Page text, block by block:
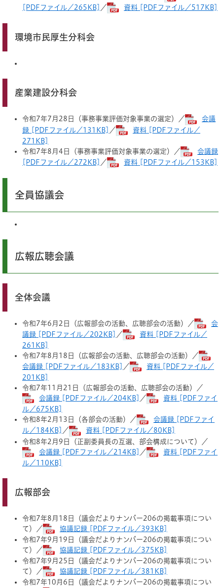
[PDFファイル／265KB]
／ 資料 [PDFファイル／517KB]
環境市民厚生分科会
産業建設分科会
令和7年7月28日（事務事業評価対象事業の選定）／
会議
録 [PDFファイル／131KB]
／
資料 [PDFファイル／
271KB]
令和7年8月4日（事務事業評価対象事業の選定）／
会議録
[PDFファイル／272KB]
／ 資料 [PDFファイル／153KB]
全員協議会
広報広聴会議
全体会議
令和7年6月2日（広報部会の活動、広聴部会の活動）／
会
議録 [PDFファイル／202KB]
／
資料 [PDFファイル／
261KB]
令和7年8月18日（広報部会の活動、広聴部会の活動）／
会議録 [PDFファイル／183KB]
／
資料 [PDFファイル／
201KB]
令和7年11月21日（広報部会の活動、広聴部会の活動）／
会議録 [PDFファイル／204KB]
／
資料 [PDFファイ
ル／675KB]
令和8年2月13日（各部会の活動）／
会議録 [PDFファイ
ル／184KB]
／
資料 [PDFファイル／80KB]
令和8年2月9日（正副委員長の互選、部会構成について）／
会議録 [PDFファイル／214KB]
／
資料 [PDFファイ
ル／110KB]
広報部会
令和7年8月18日（議会だよりナンバー206の掲載事項につい
て）／
協議記録 [PDFファイル／393KB]
令和7年9月19日（議会だよりナンバー206の掲載事項につい
て）／
協議記録 [PDFファイル／375KB]
令和7年9月25日（議会だよりナンバー206の掲載事項につい
て）／
協議記録 [PDFファイル／381KB]
令和7年10月6日（議会だよりナンバー206の掲載事項につい